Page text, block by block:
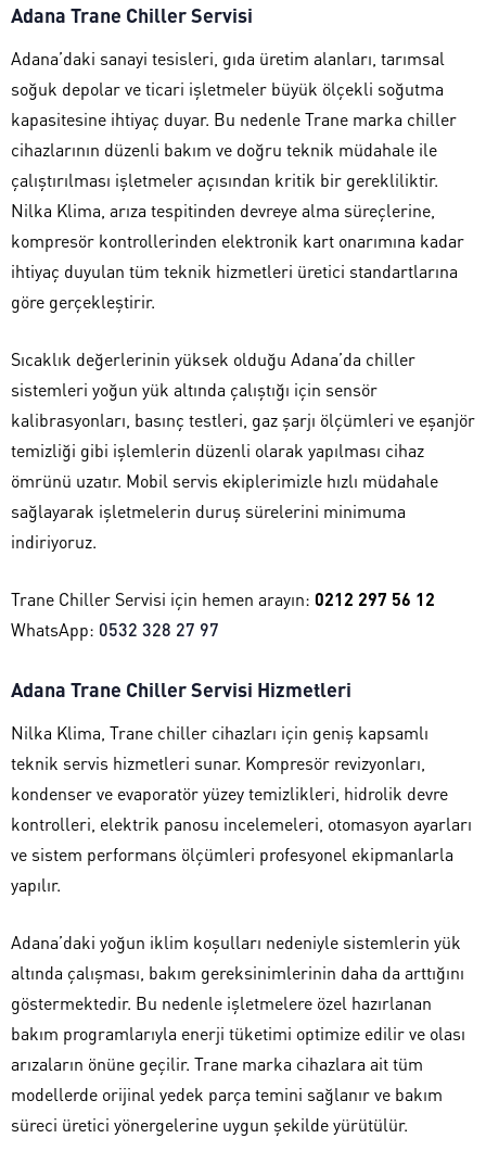
Adana Trane Chiller Servisi
Adana’daki sanayi tesisleri, gıda üretim alanları, tarımsal
soğuk depolar ve ticari işletmeler büyük ölçekli soğutma
kapasitesine ihtiyaç duyar. Bu nedenle Trane marka chiller
cihazlarının düzenli bakım ve doğru teknik müdahale ile
çalıştırılması işletmeler açısından kritik bir gerekliliktir.
Nilka Klima, arıza tespitinden devreye alma süreçlerine,
kompresör kontrollerinden elektronik kart onarımına kadar
ihtiyaç duyulan tüm teknik hizmetleri üretici standartlarına
göre gerçekleştirir.
Sıcaklık değerlerinin yüksek olduğu Adana’da chiller
sistemleri yoğun yük altında çalıştığı için sensör
kalibrasyonları, basınç testleri, gaz şarjı ölçümleri ve eşanjör
temizliği gibi işlemlerin düzenli olarak yapılması cihaz
ömrünü uzatır. Mobil servis ekiplerimizle hızlı müdahale
sağlayarak işletmelerin duruş sürelerini minimuma
indiriyoruz.
Trane Chiller Servisi için hemen arayın: 0212 297 56 12
WhatsApp: 0532 328 27 97
Adana Trane Chiller Servisi Hizmetleri
Nilka Klima, Trane chiller cihazları için geniş kapsamlı
teknik servis hizmetleri sunar. Kompresör revizyonları,
kondenser ve evaporatör yüzey temizlikleri, hidrolik devre
kontrolleri, elektrik panosu incelemeleri, otomasyon ayarları
ve sistem performans ölçümleri profesyonel ekipmanlarla
yapılır.
Adana’daki yoğun iklim koşulları nedeniyle sistemlerin yük
altında çalışması, bakım gereksinimlerinin daha da arttığını
göstermektedir. Bu nedenle işletmelere özel hazırlanan
bakım programlarıyla enerji tüketimi optimize edilir ve olası
arızaların önüne geçilir. Trane marka cihazlara ait tüm
modellerde orijinal yedek parça temini sağlanır ve bakım
süreci üretici yönergelerine uygun şekilde yürütülür.